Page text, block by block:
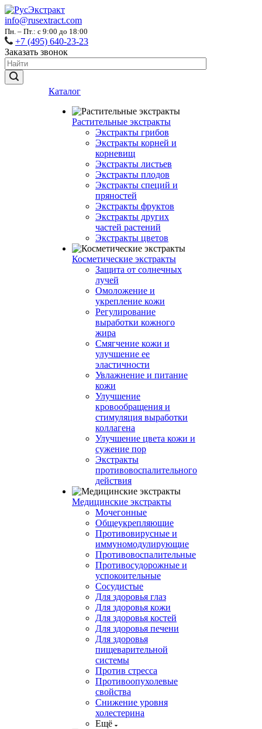
info@rusextract.com
Пн. – Пт.: с 9:00 до 18:00
+7 (495) 640-23-23
Заказать звонок
Каталог
Растительные экстракты
Экстракты грибов
Экстракты корней и
корневищ
Экстракты листьев
Экстракты плодов
Экстракты специй и
пряностей
Экстракты фруктов
Экстракты других
частей растений
Экстракты цветов
Косметические экстракты
Защита от солнечных
лучей
Омоложение и
укрепление кожи
Регулирование
выработки кожного
жира
Смягчение кожи и
улучшение ее
эластичности
Увлажнение и питание
кожи
Улучшение
кровообращения и
стимуляция выработки
коллагена
Улучшение цвета кожи и
сужение пор
Экстракты
противовоспалительного
действия
Медицинские экстракты
Мочегонные
Общеукрепляющие
Противовирусные и
иммуномодулирующие
Противовоспалительные
Противосудорожные и
успокоительные
Сосудистые
Для здоровья глаз
Для здоровья кожи
Для здоровья костей
Для здоровья печени
Для здоровья
пищеварительной
системы
Против стресса
Противоопухолевые
свойства
Снижение уровня
холестерина
Ещё